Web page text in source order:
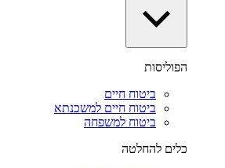
הפוליסות
ביטוח חיים
ביטוח חיים למשכנתא
ביטוח למשפחה
כלים להחלטה